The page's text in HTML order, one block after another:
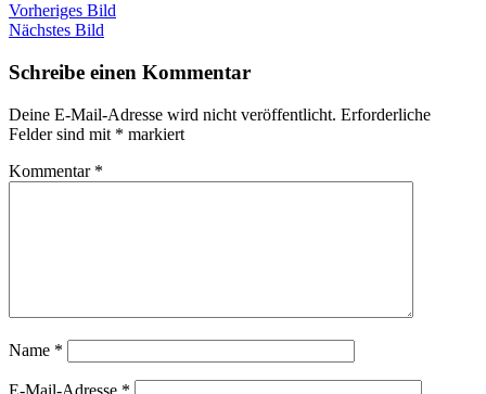
Vorheriges Bild
Nächstes Bild
Schreibe einen Kommentar
Deine E-Mail-Adresse wird nicht veröffentlicht. Erforderliche
Felder sind mit * markiert
Kommentar *
Name *
E-Mail-Adresse *